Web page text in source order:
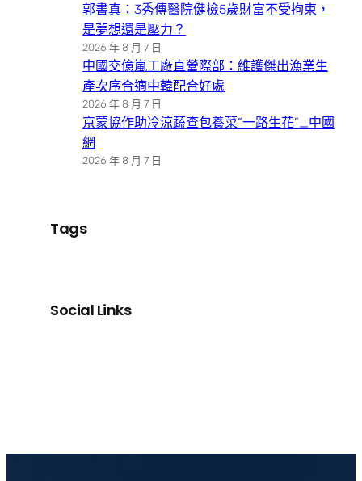
郭書真：3秀傳醫院健檢5歲財富不受拘束，
是夢想還是壓力？
2026 年 8 月 7 日
中國交億嵐工廠直營際部：維護傑出漁業生
產次序合適中韓配合好處
2026 年 8 月 7 日
京蒙協作助冷涼蔬查包養菜“一路生花”_中國
網
2026 年 8 月 7 日
Tags
Social Links